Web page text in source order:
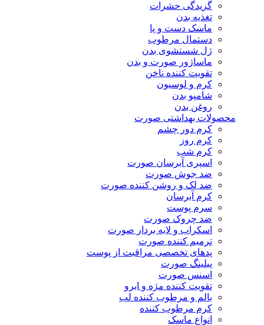
گزیدگی حشرات
تغذیه بدن
ماسک دست و پا
دستمال مرطوب
ژل شستشوی بدن
ماساژور صورت و بدن
تقویت کننده ناخن
کرم و لوسیون
شامپو بدن
روغن بدن
محصولات بهداشتی صورت
کرم دور چشم
کرم روز
کرم شب
اسپری آبرسان صورت
ضد جوش صورت
ضد لک و روشن کننده صورت
کرم آبرسان
سرم پوست
ضد چروک صورت
اسکراب و لایه بردار صورت
ترمیم کننده صورت
پدهای تخصصی مراقبت از پوست
پیلینگ صورت
اسنس صورت
تقویت کننده مژه و ابرو
بالم و مرطوب کننده لب
کرم مرطوب کننده
انواع ماسک